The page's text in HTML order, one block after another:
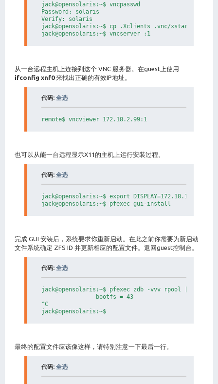
jack@opensolaris:~$ vncpasswd
Password: solaris
Verify: solaris
jack@opensolaris:~$ cp .Xclients .vnc/xstartup
jack@opensolaris:~$ vncserver :1
从一台远程主机上连接到这个 VNC 服务器。在guest上使用
ifconfig xnf0来找出正确的有效IP地址。
代码: 全选
remote$ vncviewer 172.18.2.99:1
也可以从能一台远程显示X11的主机上运行安装过程。
代码: 全选
jack@opensolaris:~$ export DISPLAY=172.18.1.1:0
jack@opensolaris:~$ pfexec gui-install
完成 GUI 安装后，系统要求你重新启动。在此之前你需要为新启动
文件系统确定 ZFS ID 并更新相应的配置文件。返回guest控制台。
代码: 全选
jack@opensolaris:~$ pfexec zdb -vvv rpool | grep
                bootfs = 43
^C
jack@opensolaris:~$
最终的配置文件应该像这样，请特别注意一下最后一行。
代码: 全选